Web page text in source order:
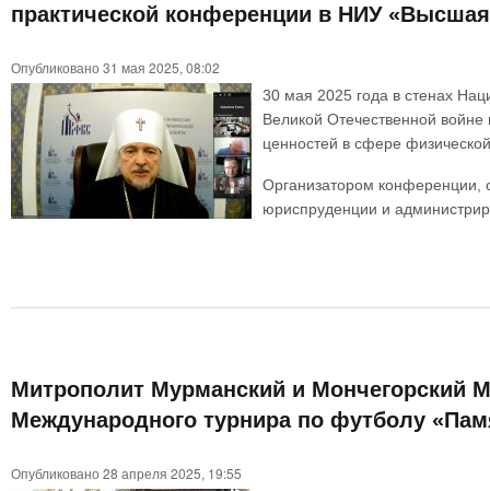
практической конференции в НИУ
Опубликовано 31 мая 2025, 08:02
30 мая 2025 года в стенах
Великой Отечественной
ценностей в сфере
Организатором конференции,
юриспруденции и
Митрополит Мурманский и Мончегорский
Международного турнира по футболу
Опубликовано 28 апреля 2025, 19:55